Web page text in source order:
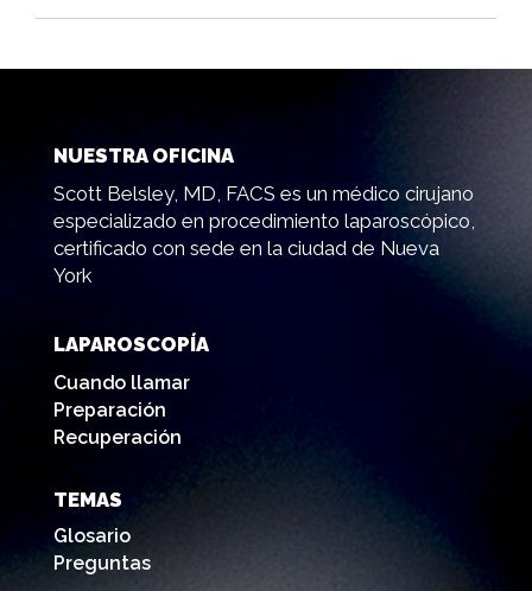
NUESTRA OFICINA
Scott Belsley, MD, FACS es un médico cirujano
especializado en procedimiento laparoscópico,
certificado con sede en la ciudad de Nueva
York
LAPAROSCOPÍA
Cuando llamar
Preparación
Recuperación
TEMAS
Glosario
Preguntas